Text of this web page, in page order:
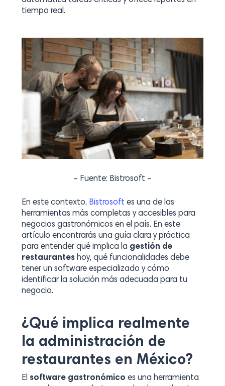
tiempo real.
– Fuente: Bistrosoft –
En este contexto, Bistrosoft es una de las
herramientas más completas y accesibles para
negocios gastronómicos en el país. En este
artículo encontrarás una guía clara y práctica
para entender qué implica la gestión de
restaurantes hoy, qué funcionalidades debe
tener un software especializado y cómo
identificar la solución más adecuada para tu
negocio.
¿Qué implica realmente
la administración de
restaurantes en México?
Elsoftware gastronómico es una herramienta